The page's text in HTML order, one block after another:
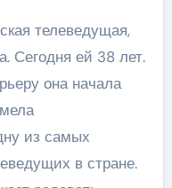
телеведущая,
Сегодня ей 38 лет.
она начала
из самых
в стране.